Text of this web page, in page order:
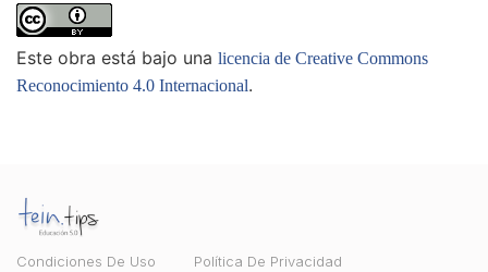
Este obra está bajo una licencia de Creative Commons
Reconocimiento 4.0 Internacional.
Condiciones De Uso Política De Privacidad